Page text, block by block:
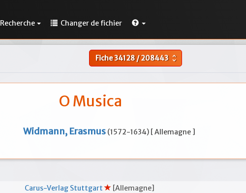
Recherche Changer de fichier
Fiche34128/208443 unfold_more
O Musica
Widmann, Erasmus (1572-1634) [ Allemagne ]
Carus-Verlag Stuttgart
[Allemagne]